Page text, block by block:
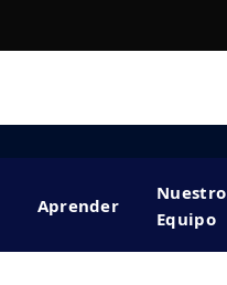
Aprender
Nuestro
Equipo